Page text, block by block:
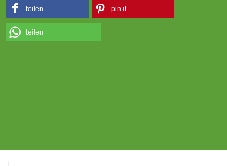
teilen pin it
teilen